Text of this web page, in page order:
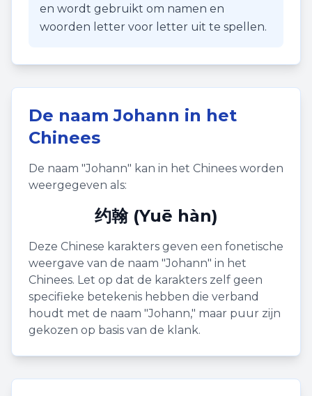
en wordt gebruikt om namen en
woorden letter voor letter uit te spellen.
De naamJohann in het
Chinees
De naam "Johann" kan in het Chinees worden
weergegeven als:
约翰 (Yuē hàn)
Deze Chinese karakters geven een fonetische
weergave van de naam "Johann" in het
Chinees. Let op dat de karakters zelf geen
specifieke betekenis hebben die verband
houdt met de naam "Johann," maar puur zijn
gekozen op basis van de klank.